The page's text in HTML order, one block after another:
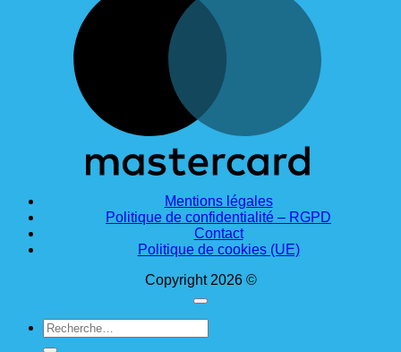
Mentions légales
Politique de confidentialité – RGPD
Contact
Politique de cookies (UE)
Copyright 2026 ©
Recherche
pour :